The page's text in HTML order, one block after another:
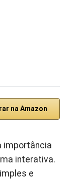
na Amazon
importância
interativa.
e